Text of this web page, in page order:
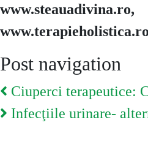
www.steauadivina.ro,
www.terapieholistica.ro
Post navigation
Ciuperci terapeutice:
Infecţiile urinare-